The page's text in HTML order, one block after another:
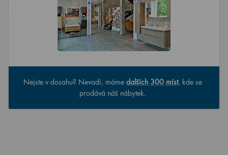
Nejste v dosahu? Nevadí, máme dalších 300 míst, kde se
prodává náš nábytek.